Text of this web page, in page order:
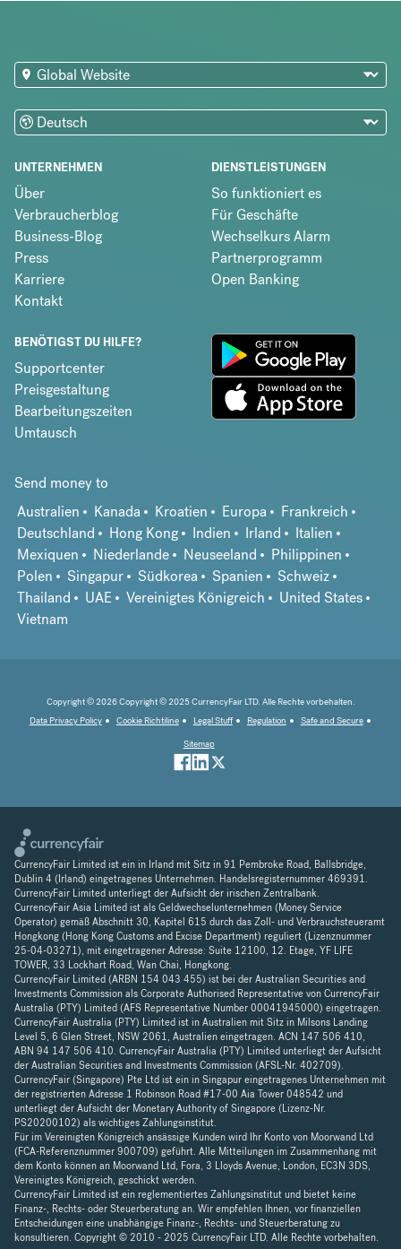
UNTERNEHMEN
Über
Verbraucherblog
Business-Blog
Press
Karriere
Kontakt
DIENSTLEISTUNGEN
So funktioniert es
Für Geschäfte
Wechselkurs Alarm
Partnerprogramm
Open Banking
BENÖTIGST DU HILFE?
Supportcenter
Preisgestaltung
Bearbeitungszeiten
Umtausch
Send money to
Australien
Kanada Kroatien Europa
Frankreich
Deutschland
Hong Kong Indien Irland
Italien
Mexiquen
Niederlande Neuseeland
Philippinen
Polen
Singapur Südkorea Spanien
Schweiz
Thailand
UAE Vereinigtes Königreich
United States
Vietnam
Copyright © 2026 Copyright © 2025 CurrencyFair LTD. Alle Rechte vorbehalten.
Data Privacy Policy
Cookie Richtiline Legal Stuff Regulation
Safe and Secure
Sitemap
CurrencyFair Limited ist ein in Irland mit Sitz in 91 Pembroke Road, Ballsbridge,
Dublin 4 (Irland) eingetragenes Unternehmen. Handelsregisternummer 469391.
CurrencyFair Limited unterliegt der Aufsicht der irischen Zentralbank.
CurrencyFair Asia Limited ist als Geldwechselunternehmen (Money Service
Operator) gemäß Abschnitt 30, Kapitel 615 durch das Zoll- und Verbrauchsteueramt
Hongkong (Hong Kong Customs and Excise Department) reguliert (Lizenznummer
25-04-03271), mit eingetragener Adresse: Suite 12100, 12. Etage, YF LIFE
TOWER, 33 Lockhart Road, Wan Chai, Hongkong.
CurrencyFair Limited (ARBN 154 043 455) ist bei der Australian Securities and
Investments Commission als Corporate Authorised Representative von CurrencyFair
Australia (PTY) Limited (AFS Representative Number 00041945000) eingetragen.
CurrencyFair Australia (PTY) Limited ist in Australien mit Sitz in Milsons Landing
Level 5, 6 Glen Street, NSW 2061, Australien eingetragen. ACN 147 506 410,
ABN 94 147 506 410. CurrencyFair Australia (PTY) Limited unterliegt der Aufsicht
der Australian Securities and Investments Commission (AFSL-Nr. 402709).
CurrencyFair (Singapore) Pte Ltd ist ein in Singapur eingetragenes Unternehmen mit
der registrierten Adresse 1 Robinson Road #17-00 Aia Tower 048542 und
unterliegt der Aufsicht der Monetary Authority of Singapore (Lizenz-Nr.
PS20200102) als wichtiges Zahlungsinstitut.
Für im Vereinigten Königreich ansässige Kunden wird Ihr Konto von Moorwand Ltd
(FCA-Referenznummer 900709) geführt. Alle Mitteilungen im Zusammenhang mit
dem Konto können an Moorwand Ltd, Fora, 3 Lloyds Avenue, London, EC3N 3DS,
Vereinigtes Königreich, geschickt werden.
CurrencyFair Limited ist ein reglementiertes Zahlungsinstitut und bietet keine
Finanz-, Rechts- oder Steuerberatung an. Wir empfehlen Ihnen, vor finanziellen
Entscheidungen eine unabhängige Finanz-, Rechts- und Steuerberatung zu
konsultieren. Copyright © 2010 - 2025 CurrencyFair LTD. Alle Rechte vorbehalten.